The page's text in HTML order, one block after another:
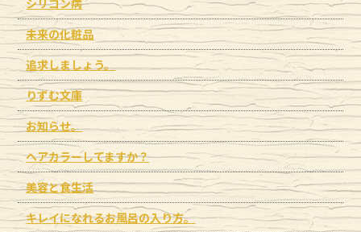
未来の化粧品
追求しましょう。
りずむ文庫
お知らせ。
ヘアカラーしてますか？
美容と食生活
キレイになれるお風呂の入り方。